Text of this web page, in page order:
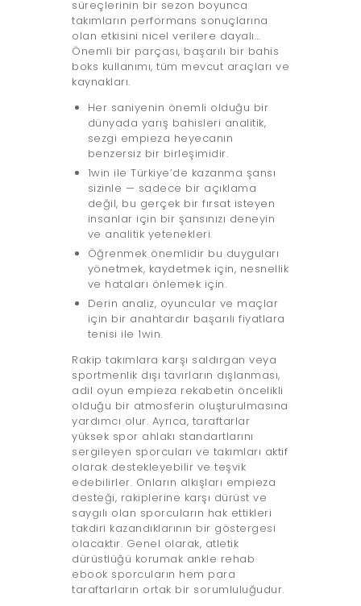
süreçlerinin bir sezon boyunca
takımların performans sonuçlarına
olan etkisini nicel verilere dayalı…
Önemli bir parçası, başarılı bir bahis
boks kullanımı, tüm mevcut araçları ve
kaynakları.
Her saniyenin önemli olduğu bir
dünyada yarış bahisleri analitik,
sezgi empieza heyecanın
benzersiz bir birleşimidir.
1win ile Türkiye’de kazanma şansı
sizinle — sadece bir açıklama
değil, bu gerçek bir fırsat isteyen
insanlar için bir şansınızı deneyin
ve analitik yetenekleri.
Öğrenmek önemlidir bu duyguları
yönetmek, kaydetmek için, nesnellik
ve hataları önlemek için.
Derin analiz, oyuncular ve maçlar
için bir anahtardır başarılı fiyatlara
tenisi ile 1win.
Rakip takımlara karşı saldırgan veya
sportmenlik dışı tavırların dışlanması,
adil oyun empieza rekabetin öncelikli
olduğu bir atmosferin oluşturulmasına
yardımcı olur. Ayrıca, taraftarlar
yüksek spor ahlakı standartlarını
sergileyen sporcuları ve takımları aktif
olarak destekleyebilir ve teşvik
edebilirler. Onların alkışları empieza
desteği, rakiplerine karşı dürüst ve
saygılı olan sporcuların hak ettikleri
takdiri kazandıklarının bir göstergesi
olacaktır. Genel olarak, atletik
dürüstlüğü korumak ankle rehab
ebook sporcuların hem para
taraftarların ortak bir sorumluluğudur.